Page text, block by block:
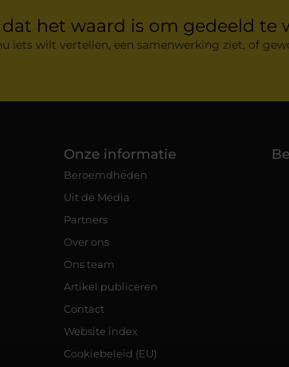
dat het waard is om gedeeld te
iets wilt vertellen, een samenwerking ziet, of
Onze informatie
Beroemdheden
Uit de Media
Partners
Over ons
Ons team
Artikel publiceren
Contact
Website index
Cookiebeleid (EU)